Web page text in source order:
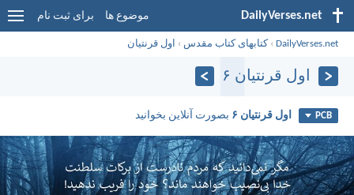
DailyVerses.net موضوع ها برای ثبت نام
DailyVerses.net
›کتابهای کتاب مقدس › اول قرنتیان
اول قرنتیان ۶
PCB اول قرنتیان ۶ بصورت آنلاین بخوانید